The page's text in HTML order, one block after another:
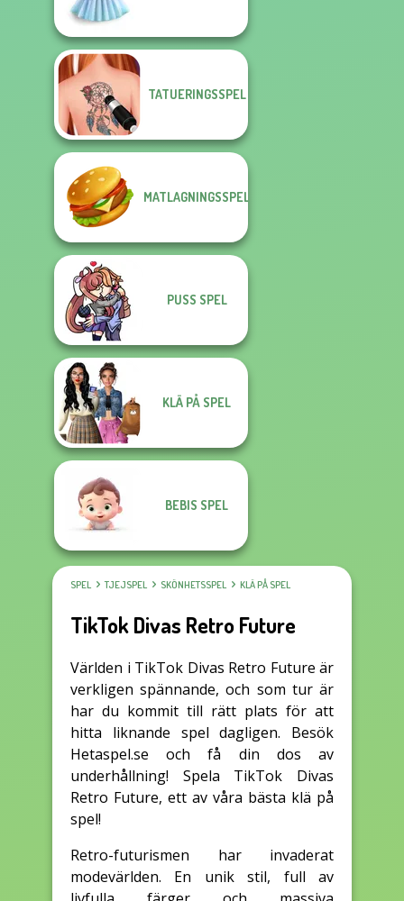
TATUERINGSSPEL
MATLAGNINGSSPEL
PUSS SPEL
KLÄ PÅ SPEL
BEBIS SPEL
SPEL TJEJSPEL SKÖNHETSSPEL KLÄ PÅ SPEL
TikTok Divas Retro Future
Världen i TikTok Divas Retro Future är
verkligen spännande, och som tur är
har du kommit till rätt plats för att
hitta liknande spel dagligen. Besök
Hetaspel.se och få din dos av
underhållning! Spela TikTok Divas
Retro Future, ett av våra bästa klä på
spel!
Retro-futurismen har invaderat
modevärlden. En unik stil, full av